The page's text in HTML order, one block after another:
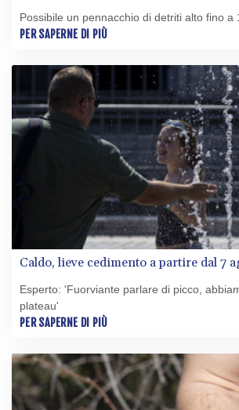
Possibile un pennacchio di detriti alto fino a
PER SAPERNE DI PIÙ
Caldo, lieve cedimento a partire dal 7
Esperto: 'Fuorviante parlare di picco,
plateau'
PER SAPERNE DI PIÙ